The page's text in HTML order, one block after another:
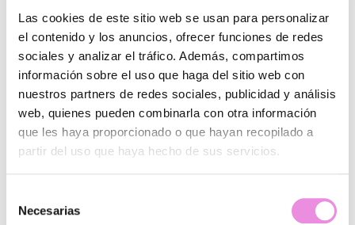
Las cookies de este sitio web se usan para personalizar
el contenido y los anuncios, ofrecer funciones de redes
sociales y analizar el tráfico. Además, compartimos
información sobre el uso que haga del sitio web con
nuestros partners de redes sociales, publicidad y análisis
web, quienes pueden combinarla con otra información
que les haya proporcionado o que hayan recopilado a
partir del uso que haya hecho de sus servicios.
Necesarias
enfermedad. Terapia cognitivo conductual
TIPO DE
TRATAMIENTO
PSICOLÓGICO
Es un tratamiento psicológico
en el que entrenarás y pondrás
afrontar psicológicamente la
enfermedad física que estés